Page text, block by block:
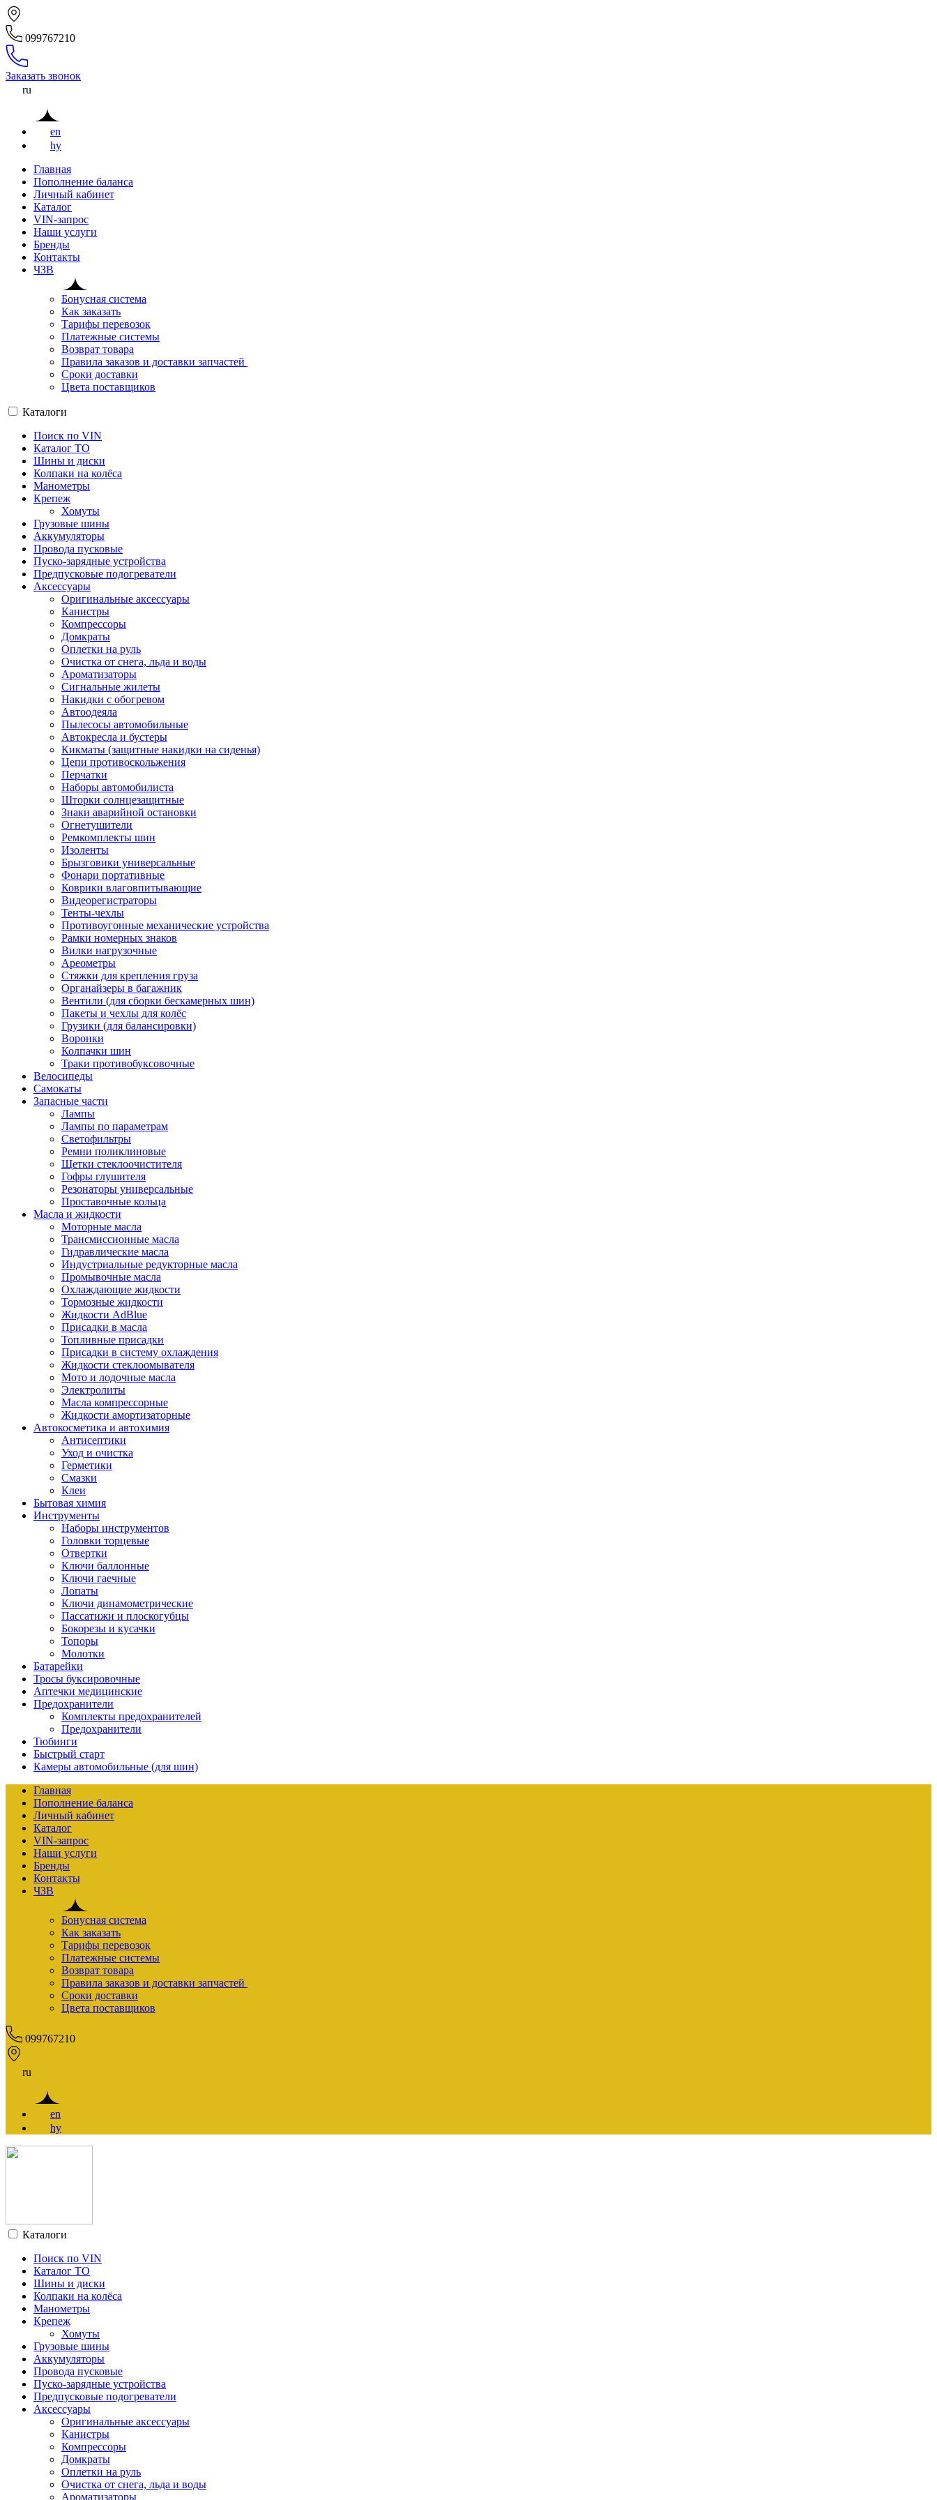
099767210
Заказать звонок
ru
en
hy
Главная
Пополнение баланса
Личный кабинет
Каталог
VIN-запрос
Наши услуги
Бренды
Контакты
ЧЗВ
Бонусная система
Как заказать
Тарифы перевозок
Платежные системы
Возврат товара
Правила заказов и доставки запчастей
Сроки доставки
Цвета поставщиков
Каталоги
Поиск по VIN
Каталог ТО
Шины и диски
Колпаки на колёса
Манометры
Крепеж
Хомуты
Грузовые шины
Аккумуляторы
Провода пусковые
Пуско-зарядные устройства
Предпусковые подогреватели
Аксессуары
Оригинальные аксессуары
Канистры
Компрессоры
Домкраты
Оплетки на руль
Очистка от снега, льда и воды
Ароматизаторы
Сигнальные жилеты
Накидки с обогревом
Автоодеяла
Пылесосы автомобильные
Автокресла и бустеры
Кикматы (защитные накидки на сиденья)
Цепи противоскольжения
Перчатки
Наборы автомобилиста
Шторки солнцезащитные
Знаки аварийной остановки
Огнетушители
Ремкомплекты шин
Изоленты
Брызговики универсальные
Фонари портативные
Коврики влаговпитывающие
Видеорегистраторы
Тенты-чехлы
Противоугонные механические устройства
Рамки номерных знаков
Вилки нагрузочные
Ареометры
Стяжки для крепления груза
Органайзеры в багажник
Вентили (для сборки бескамерных шин)
Пакеты и чехлы для колёс
Грузики (для балансировки)
Воронки
Колпачки шин
Траки противобуксовочные
Велосипеды
Самокаты
Запасные части
Лампы
Лампы по параметрам
Светофильтры
Ремни поликлиновые
Щетки стеклоочистителя
Гофры глушителя
Резонаторы универсальные
Проставочные кольца
Масла и жидкости
Моторные масла
Трансмиссионные масла
Гидравлические масла
Индустриальные редукторные масла
Промывочные масла
Охлаждающие жидкости
Тормозные жидкости
Жидкости AdBlue
Присадки в масла
Топливные присадки
Присадки в систему охлаждения
Жидкости стеклоомывателя
Мото и лодочные масла
Электролиты
Масла компрессорные
Жидкости амортизаторные
Автокосметика и автохимия
Антисептики
Уход и очистка
Герметики
Смазки
Клеи
Бытовая химия
Инструменты
Наборы инструментов
Головки торцевые
Отвертки
Ключи баллонные
Ключи гаечные
Лопаты
Ключи динамометрические
Пассатижи и плоскогубцы
Бокорезы и кусачки
Топоры
Молотки
Батарейки
Тросы буксировочные
Аптечки медицинские
Предохранители
Комплекты предохранителей
Предохранители
Тюбинги
Быстрый старт
Камеры автомобильные (для шин)
Главная
Пополнение баланса
Личный кабинет
Каталог
VIN-запрос
Наши услуги
Бренды
Контакты
ЧЗВ
Бонусная система
Как заказать
Тарифы перевозок
Платежные системы
Возврат товара
Правила заказов и доставки запчастей
Сроки доставки
Цвета поставщиков
099767210
ru
en
hy
Каталоги
Поиск по VIN
Каталог ТО
Шины и диски
Колпаки на колёса
Манометры
Крепеж
Хомуты
Грузовые шины
Аккумуляторы
Провода пусковые
Пуско-зарядные устройства
Предпусковые подогреватели
Аксессуары
Оригинальные аксессуары
Канистры
Компрессоры
Домкраты
Оплетки на руль
Очистка от снега, льда и воды
Ароматизаторы